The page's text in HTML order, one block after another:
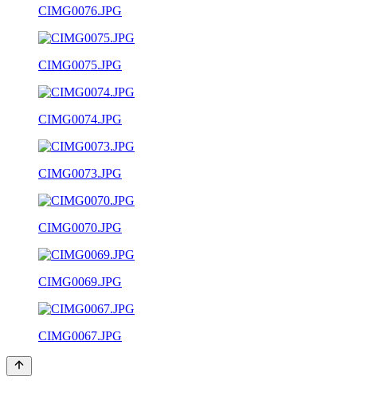
CIMG0076.JPG
CIMG0075.JPG
CIMG0074.JPG
CIMG0073.JPG
CIMG0070.JPG
CIMG0069.JPG
CIMG0067.JPG